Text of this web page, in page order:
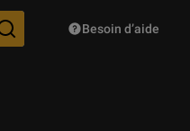
Des suggestions de
Besoin d’aide